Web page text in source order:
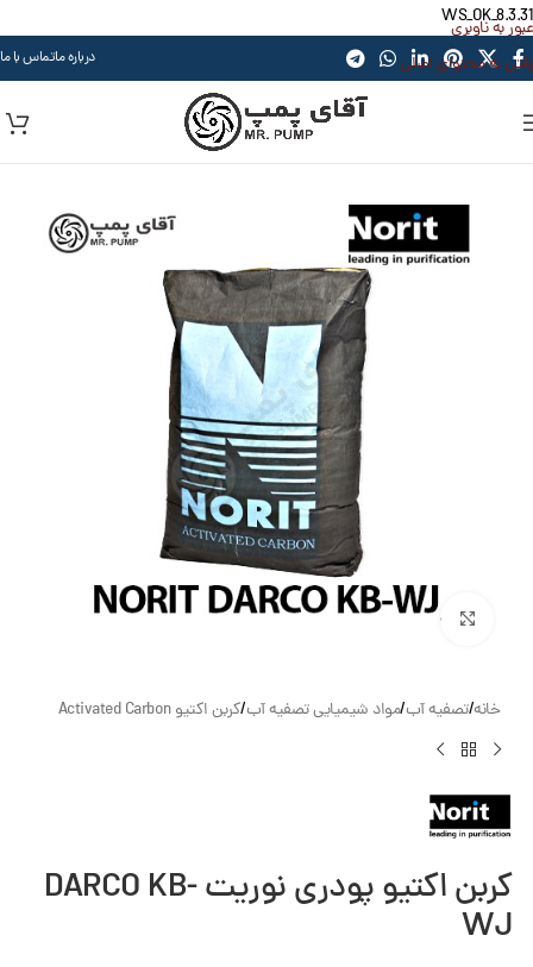
WS_OK_8.3.31
عبور به ناوبری
رفتن به محتوای اصلی
درباره ماتماس با ما
بزرگنمایی تصویر
خانه/تصفیه آب/مواد شیمیایی تصفیه آب/کربن اکتیو Activated Carbon
کربن اکتیو پودری نوریت DARCO KB-
WJ